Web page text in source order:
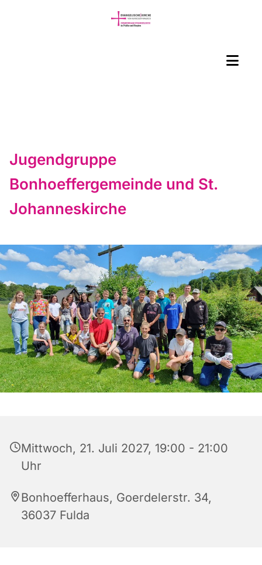
Jugendgruppe
Bonhoeffergemeinde und St.
Johanneskirche
Mittwoch, 21. Juli 2027, 19:00 - 21:00
Uhr
Bonhoefferhaus, Goerdelerstr. 34,
36037 Fulda